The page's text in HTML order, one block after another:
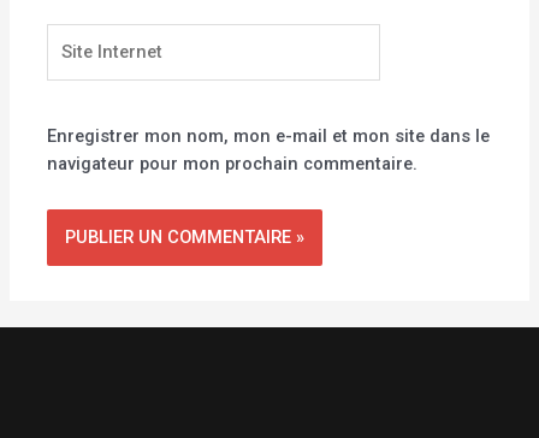
Internet
Enregistrer mon nom, mon e-mail et mon site dans le
navigateur pour mon prochain commentaire.